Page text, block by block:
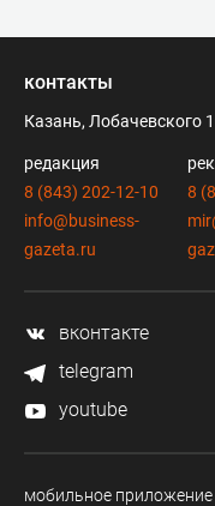
контакты
Казань, Лобачевского
редакция
8 (843) 202-12-10
info@business-
gazeta.ru
8
вконтакте
telegram
youtube
мобильное приложение